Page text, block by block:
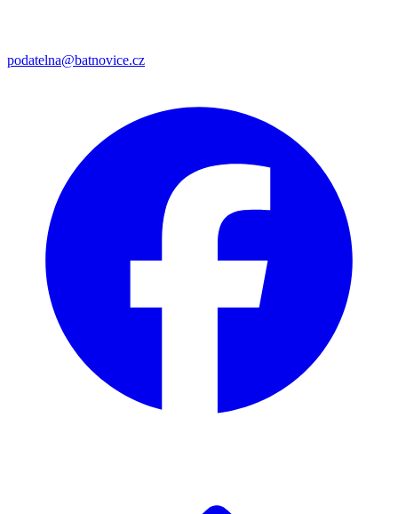
podatelna@batnovice.cz